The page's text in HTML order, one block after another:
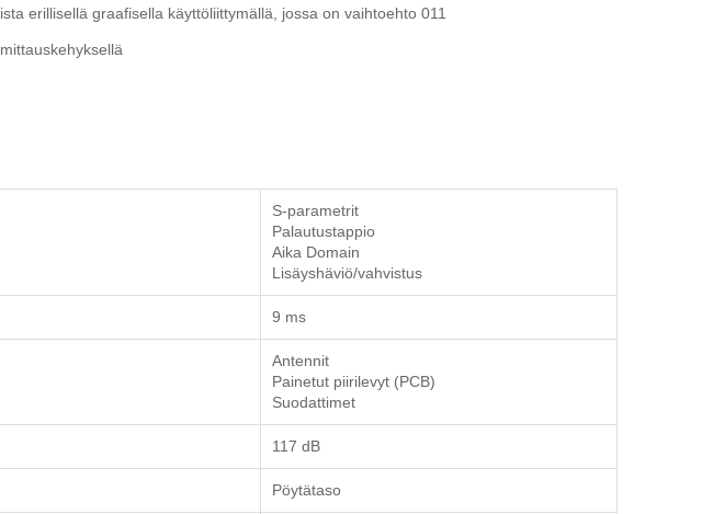
erillisellä graafisella käyttöliittymällä, jossa on vaihtoehto 011
S-parametrit
Palautustappio
Aika Domain
Lisäyshäviö/vahvistus
9 ms
Antennit
Painetut piirilevyt (PCB)
Suodattimet
117 dB
Pöytätaso